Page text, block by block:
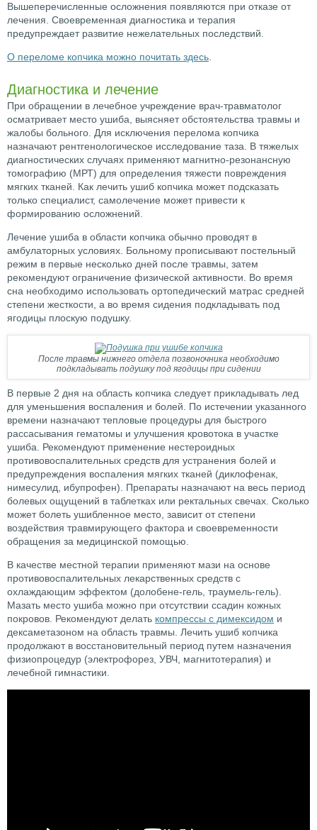
Вышеперечисленные осложнения появляются при отказе от
лечения. Своевременная диагностика и терапия
предупреждает развитие нежелательных последствий.
О переломе копчика можно почитать здесь.
Диагностика и лечение
При обращении в лечебное учреждение врач-травматолог
осматривает место ушиба, выясняет обстоятельства травмы и
жалобы больного. Для исключения перелома копчика
назначают рентгенологическое исследование таза. В тяжелых
диагностических случаях применяют магнитно-резонансную
томографию (МРТ) для определения тяжести повреждения
мягких тканей. Как лечить ушиб копчика может подсказать
только специалист, самолечение может привести к
формированию осложнений.
Лечение ушиба в области копчика обычно проводят в
амбулаторных условиях. Больному прописывают постельный
режим в первые несколько дней после травмы, затем
рекомендуют ограничение физической активности. Во время
сна необходимо использовать ортопедический матрас средней
степени жесткости, а во время сидения подкладывать под
ягодицы плоскую подушку.
После травмы нижнего отдела позвоночника необходимо
подкладывать подушку под ягодицы при сидении
В первые 2 дня на область копчика следует прикладывать лед
для уменьшения воспаления и болей. По истечении указанного
времени назначают тепловые процедуры для быстрого
рассасывания гематомы и улучшения кровотока в участке
ушиба. Рекомендуют применение нестероидных
противовоспалительных средств для устранения болей и
предупреждения воспаления мягких тканей (диклофенак,
нимесулид, ибупрофен). Препараты назначают на весь период
болевых ощущений в таблетках или ректальных свечах. Сколько
может болеть ушибленное место, зависит от степени
воздействия травмирующего фактора и своевременности
обращения за медицинской помощью.
В качестве местной терапии применяют мази на основе
противовоспалительных лекарственных средств с
охлаждающим эффектом (долобене-гель, траумель-гель).
Мазать место ушиба можно при отсутствии ссадин кожных
покровов. Рекомендуют делать компрессы с димексидом и
дексаметазоном на область травмы. Лечить ушиб копчика
продолжают в восстановительный период путем назначения
физиопроцедур (электрофорез, УВЧ, магнитотерапия) и
лечебной гимнастики.